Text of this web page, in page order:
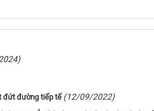
đứt đường tiếp tế (12/09/2022)